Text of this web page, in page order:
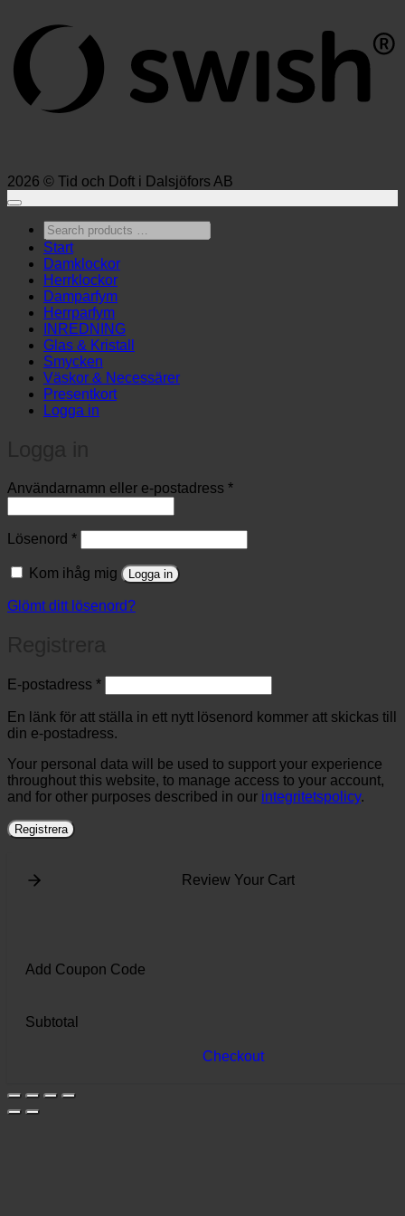
2026 © Tid och Doft i Dalsjöfors AB
Search
products
…
Start
Damklockor
Herrklockor
Damparfym
Herrparfym
INREDNING
Glas & Kristall
Smycken
Väskor & Necessärer
Presentkort
Logga in
Användarnamn eller e-postadress *Obligatoriskt
Lösenord *Obligatoriskt
Kom ihåg mig Logga in
Glömt ditt lösenord?
E-postadress *Obligatoriskt
En länk för att ställa in ett nytt lösenord kommer att skickas till
din e-postadress.
Your personal data will be used to support your experience
throughout this website, to manage access to your account,
and for other purposes described in our integritetspolicy.
Registrera
Review Your Cart
Add Coupon Code
Subtotal
Checkout